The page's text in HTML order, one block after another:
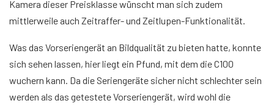
Kamera dieser Preisklasse wünscht man sich zudem
mittlerweile auch Zeitraffer- und Zeitlupen-Funktionalität.
Was das Vorseriengerät an Bildqualität zu bieten hatte, konnte
sich sehen lassen, hier liegt ein Pfund, mit dem die C100
wuchern kann. Da die Seriengeräte sicher nicht schlechter sein
werden als das getestete Vorseriengerät, wird wohl die